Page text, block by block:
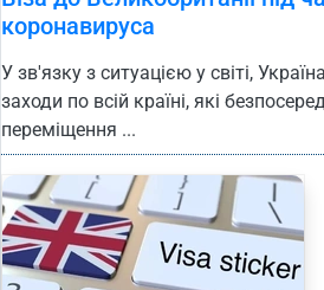
коронавируса
У зв'язку з ситуацією у світі,
заходи по всій країні, які
переміщення ...